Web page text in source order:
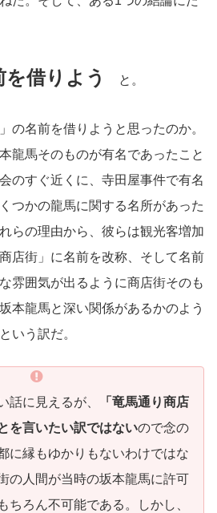
借りよう と。
の名前を借りようと思ったのか。
龍馬そのものが有名であったこと
のすぐ近くに、寺田屋事件で有名
つかの龍馬に関する名所があった
らの理由から、彼らは観光客増加
店街」に名前を改称、そして名前
雰囲気が出るように商店街そのも
本龍馬と深い関係があるかのよう
いう訳だ。
話に見えるが、
「竜馬通り商店
を言いたい訳ではないので念の
に縁もゆかりもないわけではな
の人間が当時の坂本龍馬に許可
ちろん不可能である。しかし、